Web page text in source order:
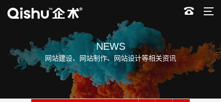
NEWS
网站建设、网站制作、网站设计等相关资讯